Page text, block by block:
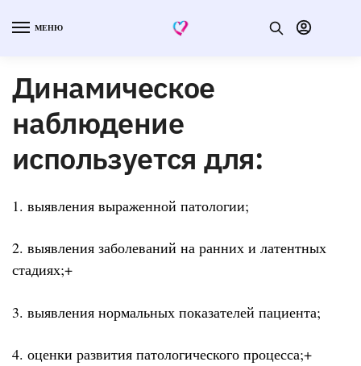
МЕНЮ
Динамическое
наблюдение
используется для:
1. выявления выраженной патологии;
2. выявления заболеваний на ранних и латентных
стадиях;+
3. выявления нормальных показателей пациента;
4. оценки развития патологического процесса;+